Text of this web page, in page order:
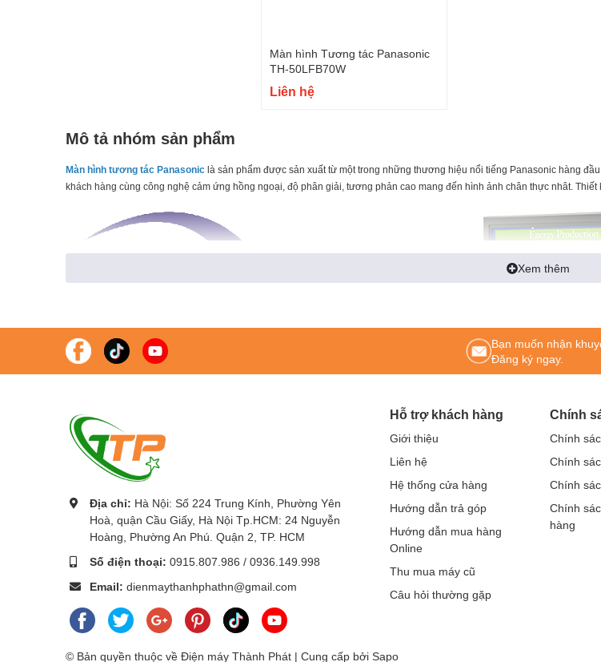
Màn hình Tương tác Panasonic
TH-50LFB70W
Liên hệ
Mô tả nhóm sản phẩm
Màn hình tương tác Panasonic là sản phẩm được sản xuất từ một trong những thương hiệu nổi tiếng Panasonic hàng
khách hàng cùng công nghệ cảm ứng hồng ngoại, độ phân giải, tương phản cao mang đến hình ảnh chân thực nhât.
Công Ty Cổ Phần Thiết Bị DNC
phân phối chính thức Máy chiếu, Màn hình tương tác thông minh, bảng tương tác thông
Với các thương hiệu nổi tiếng như
Gaoke, PK Pro, Boxlight, Motion Magix, PKLNS..
Chúng tôi cam kết mang lại cho khách hàng :Giá tốt nhất – Sản phẩm chính hãng – Dịch vụ nhanh nhất
Để được tư vấn lắp đặt và sử dụng sản phẩm Quý khách hàng liên hệ:
/0915.807.986
Màn hình tương tác Panasonic
Xem thêm
Bạn muốn nhận
Đăng ký ngay.
Địa chỉ: Hà Nội: Số 224 Trung Kính, Phường Yên
Hoà, quận Cầu Giấy, Hà Nội Tp.HCM: 24 Nguyễn
Hoàng, Phường An Phú. Quận 2, TP. HCM
Số điện thoại: 0915.807.986 / 0936.149.998
Email: dienmaythanhphathn@gmail.com
Hỗ trợ khách hàng
Giới thiệu
Liên hệ
Hệ thống cửa hàng
Hướng dẫn trả góp
Hướng dẫn mua hàng
Online
Thu mua máy cũ
Câu hỏi thường gặp
Chính
Chính
Chính
Chính
Chính
hàng
© Bản quyền thuộc về Điện máy Thành Phát | Cung cấp bởi Sapo